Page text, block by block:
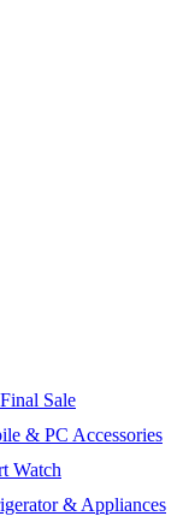
Sale
& PC Accessories
Watch
& Appliances